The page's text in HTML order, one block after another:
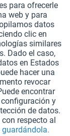
de envío..
(en alemán)
somos? Ayuda
datos
Aktiv
para ofrecerle
web y para
datos
clic en
similares
Dado el caso,
en Estados
hacer una
revocar
encontrar
y
de datos.
respecto al
guardándola.